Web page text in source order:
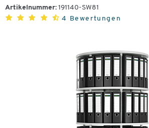
Artikelnummer: 191140-SW81
4 Bewertungen